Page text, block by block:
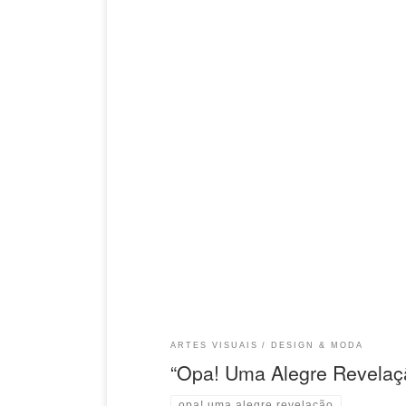
ARTES VISUAIS DESIGN & MODA
“Opa! Uma Alegre